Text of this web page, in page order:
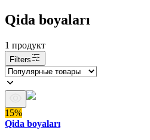
Qida boyaları
1 продукт
Filters
15%
Qida boyaları